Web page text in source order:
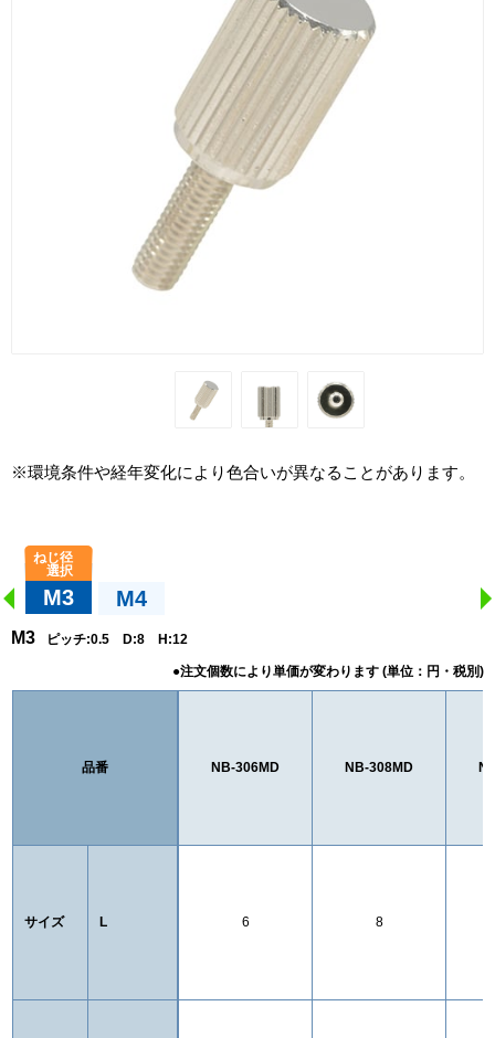
※環境条件や経年変化により色合いが異なることがあります。
M3 M4
M3 ピッチ:0.5 D:8 H:12
品番
サイズ L
NB-306MD NB-308MD
6 8